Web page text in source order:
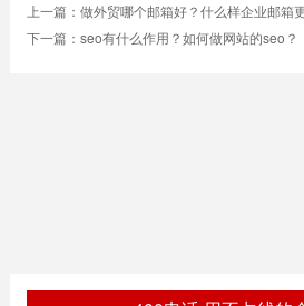
上一篇： 做外贸哪个邮箱好？什么样企业邮箱
下一篇： seo有什么作用？如何做网站的seo？